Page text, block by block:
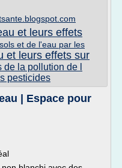
et leurs effets
et de l'eau par les
et leurs effets sur
la pollution de l
pesticides
| Espace pour